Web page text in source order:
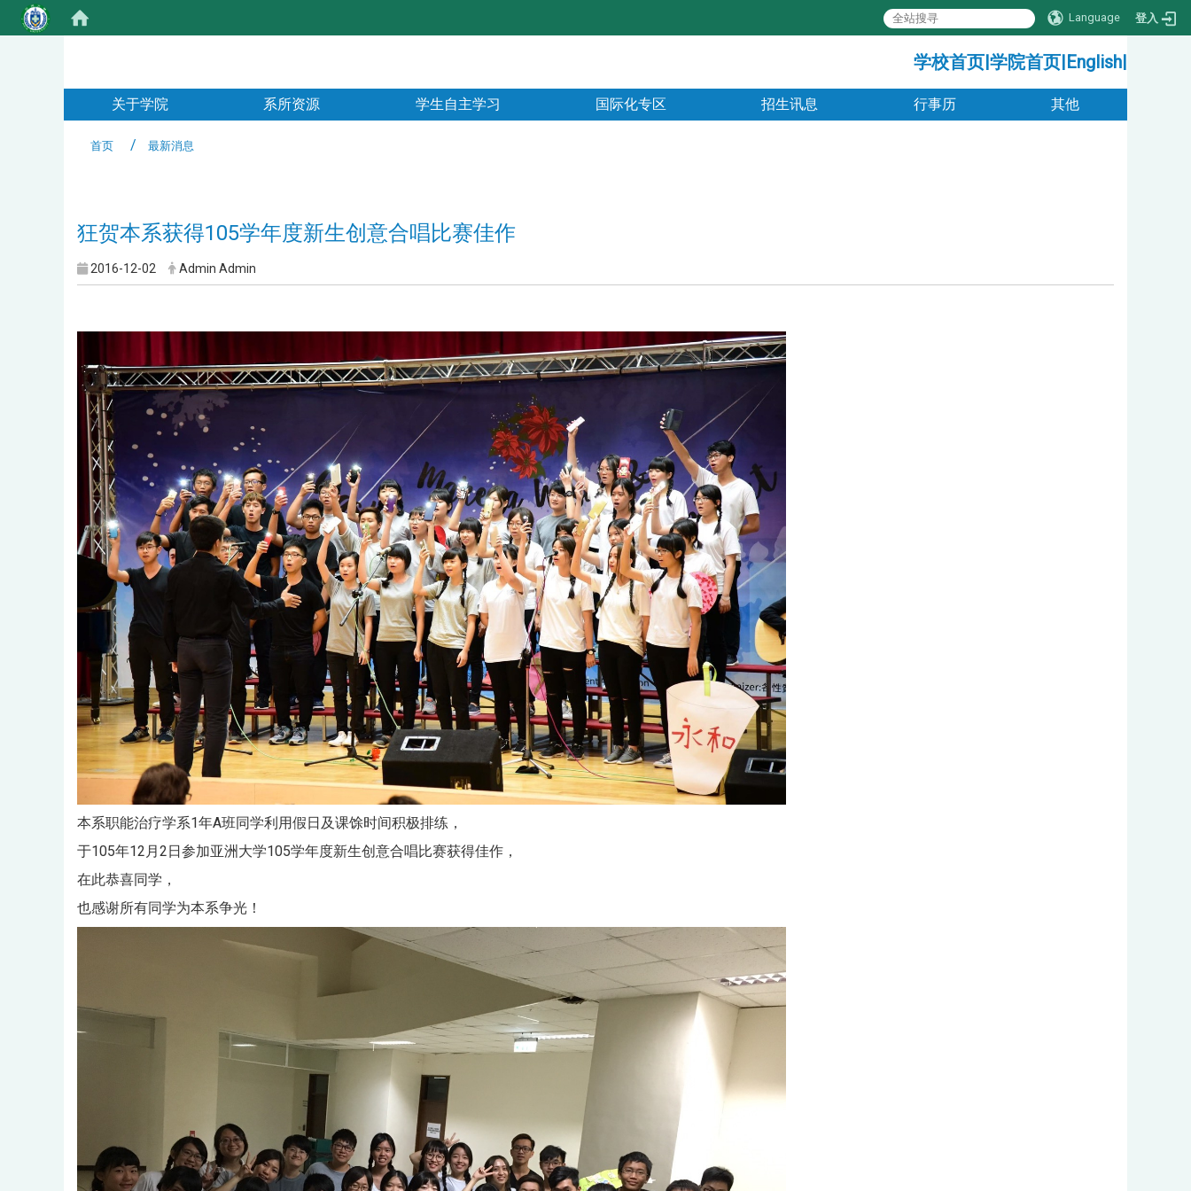
Language 登入
学校首页|学院首页|English|
关于学院 系所资源 学生自主学习 国际化专区 招生讯息 行事历 其他
首页 最新消息
狂贺本系获得105学年度新生创意合唱比赛佳作
2016-12-02 Admin Admin
本系职能治疗学系1年A班同学利用假日及课馀时间积极排练，
于105年12月2日参加亚洲大学105学年度新生创意合唱比赛获得佳作，
在此恭喜同学，
也感谢所有同学为本系争光！